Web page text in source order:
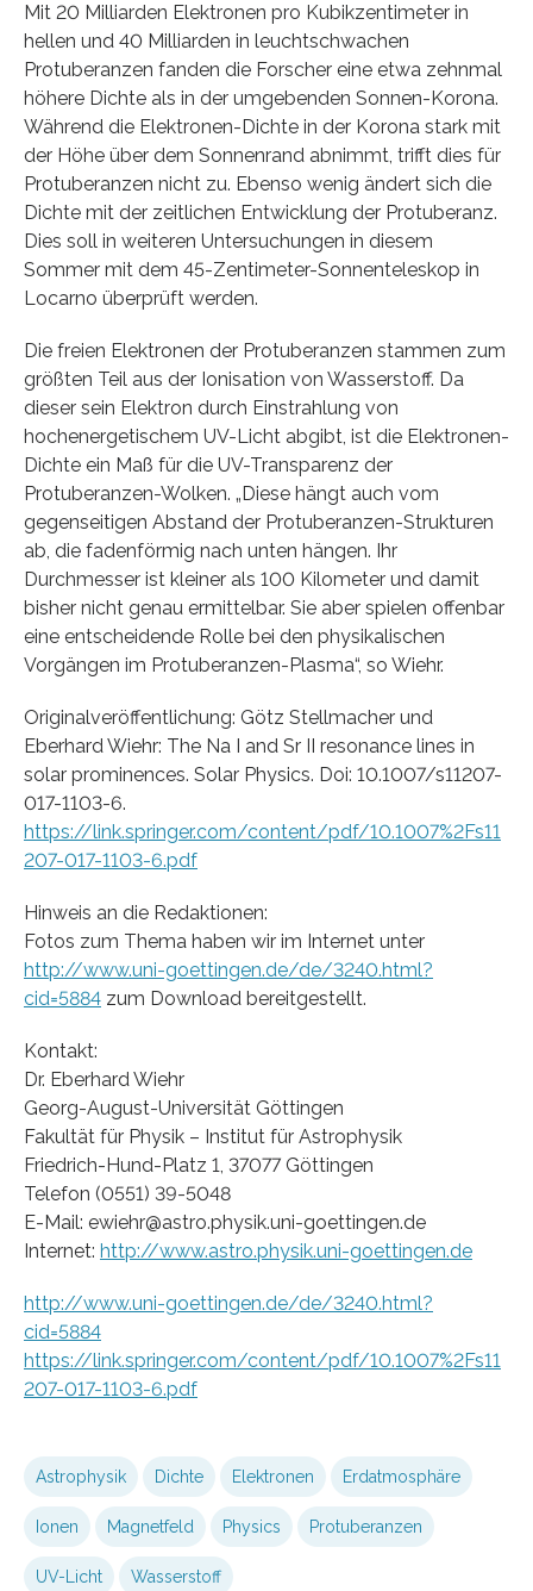
Mit 20 Milliarden Elektronen pro Kubikzentimeter in
hellen und 40 Milliarden in leuchtschwachen
Protuberanzen fanden die Forscher eine etwa zehnmal
höhere Dichte als in der umgebenden Sonnen-Korona.
Während die Elektronen-Dichte in der Korona stark mit
der Höhe über dem Sonnenrand abnimmt, trifft dies für
Protuberanzen nicht zu. Ebenso wenig ändert sich die
Dichte mit der zeitlichen Entwicklung der Protuberanz.
Dies soll in weiteren Untersuchungen in diesem
Sommer mit dem 45-Zentimeter-Sonnenteleskop in
Locarno überprüft werden.
Die freien Elektronen der Protuberanzen stammen zum
größten Teil aus der Ionisation von Wasserstoff. Da
dieser sein Elektron durch Einstrahlung von
hochenergetischem UV-Licht abgibt, ist die Elektronen-
Dichte ein Maß für die UV-Transparenz der
Protuberanzen-Wolken. „Diese hängt auch vom
gegenseitigen Abstand der Protuberanzen-Strukturen
ab, die fadenförmig nach unten hängen. Ihr
Durchmesser ist kleiner als 100 Kilometer und damit
bisher nicht genau ermittelbar. Sie aber spielen offenbar
eine entscheidende Rolle bei den physikalischen
Vorgängen im Protuberanzen-Plasma“, so Wiehr.
Originalveröffentlichung: Götz Stellmacher und
Eberhard Wiehr: The Na I and Sr II resonance lines in
solar prominences. Solar Physics. Doi: 10.1007/s11207-
017-1103-6.
https://link.springer.com/content/pdf/10.1007%2Fs11
207-017-1103-6.pdf
Hinweis an die Redaktionen:
Fotos zum Thema haben wir im Internet unter
http://www.uni-goettingen.de/de/3240.html?
cid=5884 zum Download bereitgestellt.
Kontakt:
Dr. Eberhard Wiehr
Georg-August-Universität Göttingen
Fakultät für Physik – Institut für Astrophysik
Friedrich-Hund-Platz 1, 37077 Göttingen
Telefon (0551) 39-5048
E-Mail: ewiehr@astro.physik.uni-goettingen.de
Internet: http://www.astro.physik.uni-goettingen.de
http://www.uni-goettingen.de/de/3240.html?
cid=5884
https://link.springer.com/content/pdf/10.1007%2Fs11
207-017-1103-6.pdf
Astrophysik Dichte Elektronen Erdatmosphäre
Ionen Magnetfeld Physics Protuberanzen
UV-Licht Wasserstoff